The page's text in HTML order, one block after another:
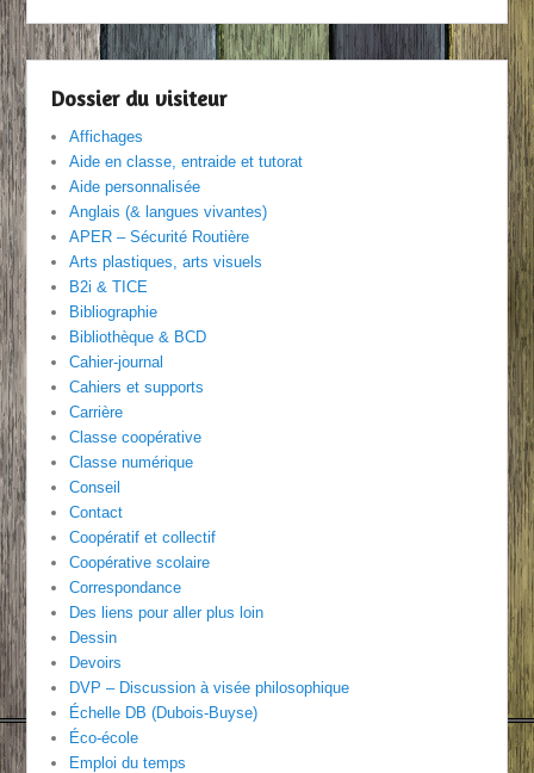
Dossier du visiteur
Affichages
Aide en classe, entraide et tutorat
Aide personnalisée
Anglais (& langues vivantes)
APER – Sécurité Routière
Arts plastiques, arts visuels
B2i & TICE
Bibliographie
Bibliothèque & BCD
Cahier-journal
Cahiers et supports
Carrière
Classe coopérative
Classe numérique
Conseil
Contact
Coopératif et collectif
Coopérative scolaire
Correspondance
Des liens pour aller plus loin
Dessin
Devoirs
DVP – Discussion à visée philosophique
Échelle DB (Dubois-Buyse)
Éco-école
Emploi du temps